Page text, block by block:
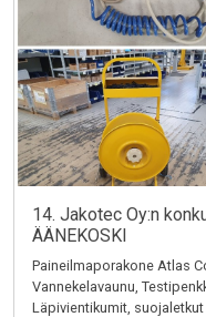
14. Jakotec Oy:n
ÄÄNEKOSKI
Paineilmaporakone Atlas
Vannekelavaunu,
Läpivientikumit, suojaletkut